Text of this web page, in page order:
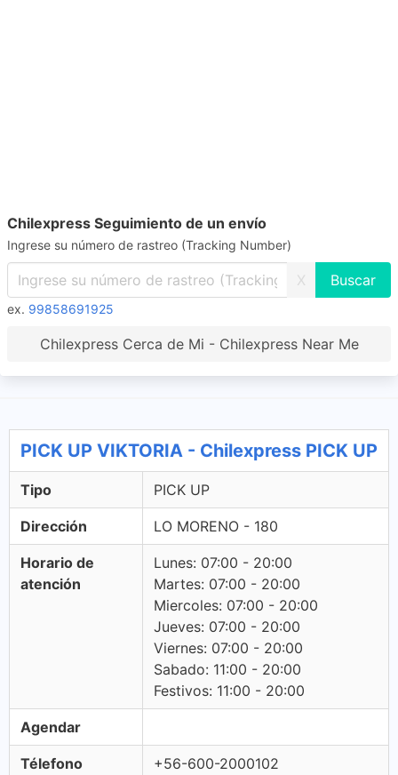
Chilexpress Seguimiento de un envío
Ingrese su número de rastreo (Tracking Number)
X
ex. 99858691925
Chilexpress Cerca de Mi - Chilexpress Near Me
PICK UP VIKTORIA - Chilexpress PICK UP
Tipo PICK UP
Dirección LO MORENO - 180
Horario de
atención
Lunes: 07:00 - 20:00
Martes: 07:00 - 20:00
Miercoles: 07:00 - 20:00
Jueves: 07:00 - 20:00
Viernes: 07:00 - 20:00
Sabado: 11:00 - 20:00
Festivos: 11:00 - 20:00
Agendar
Télefono +56-600-2000102